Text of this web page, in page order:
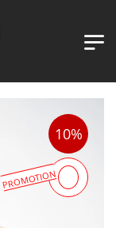
10%
PROMOTION